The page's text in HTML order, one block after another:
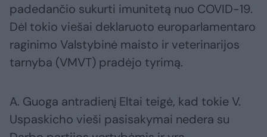
padedančio sukurti imunitetą nuo COVID-19.
Dėl tokio viešai deklaruoto europarlamentaro
raginimo Valstybinė maisto ir veterinarijos
tarnyba (VMVT) pradėjo tyrimą.
A. Guoga antradienį Eltai teigė, kad tokie V.
Uspaskicho vieši pasisakymai nedera su